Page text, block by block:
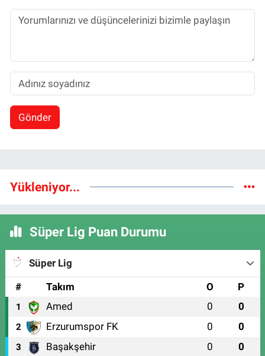
Gönder
Yükleniyor...
Süper Lig Puan Durumu
Süper Lig
#
Takım O P
1 Amed 0 0
2 Erzurumspor FK 0 0
3 Başakşehir 0 0